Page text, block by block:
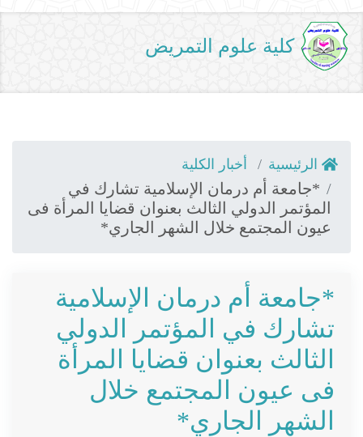
كلية علوم التمريض
الرئيسية أخبار الكلية
*جامعة أم درمان الإسلامية تشارك في
المؤتمر الدولي الثالث بعنوان قضايا المرأة فى
عيون المجتمع خلال الشهر الجاري*
*جامعة أم درمان الإسلامية
تشارك في المؤتمر الدولي
الثالث بعنوان قضايا المرأة
فى عيون المجتمع خلال
الشهر الجاري*